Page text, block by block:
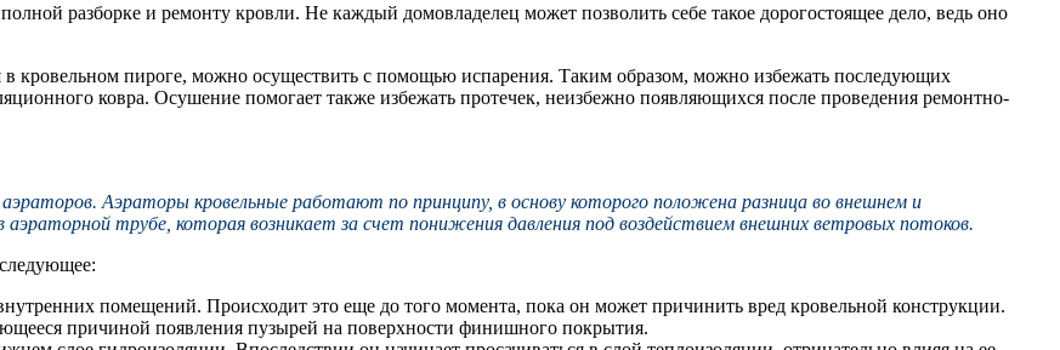
разборке и ремонту кровли. Не каждый домовладелец может позволить себе такое дорогостоящее дело, ведь оно
кровельном пироге, можно осуществить с помощью испарения. Таким образом, можно избежать последующих
ковра. Осушение помогает также избежать протечек, неизбежно появляющихся после проведения ремонтно-
Аэраторы кровельные работают по принципу, в основу которого положена разница во внешнем и
аэраторной трубе, которая возникает за счет понижения давления под воздействием внешних ветровых потоков.
помещений. Происходит это еще до того момента, пока он может причинить вред кровельной конструкции.
причиной появления пузырей на поверхности финишного покрытия.